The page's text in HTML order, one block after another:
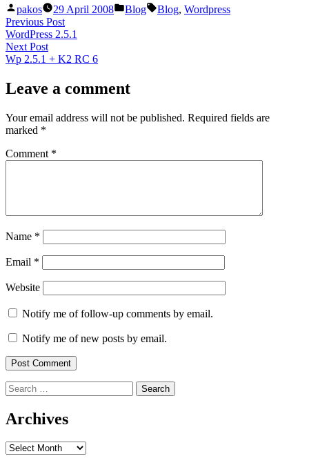
Posted
by
pakos 29 April 2008
Posted
Blog Tags:
Blog, Wordpress
Post
navigation
Previous PostPrevious
post:
WordPress 2.5.1
Next PostNext
post:
Wp 2.5.1 + K2 RC 6
Leave a comment
Your email address will not be published. Required fields are
marked *
Comment *
Name *
Email *
Website
Notify me of follow-up comments by email.
Notify me of new posts by email.
Search
for:
Archives
Archives